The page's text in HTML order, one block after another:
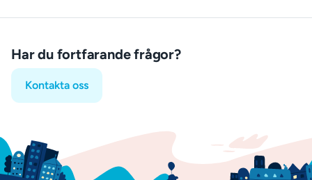
Har du fortfarande frågor?
Kontakta oss